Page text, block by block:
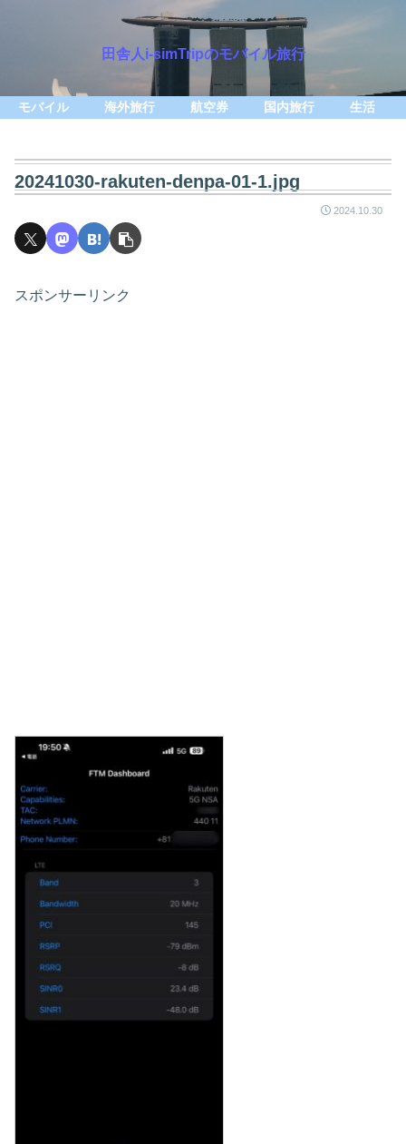
田舎人i-simTripのモバイル旅行
モバイル 海外旅行 航空券 国内旅行 生活
20241030-rakuten-denpa-01-1.jpg
2024.10.30
スポンサーリンク